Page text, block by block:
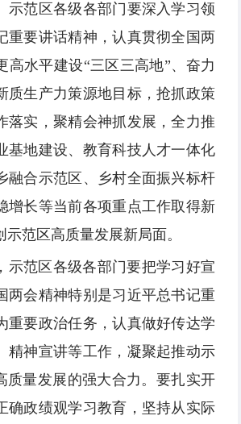
示范区各级各部门要深入学习领
重要讲话精神，认真贯彻全国两
高水平建设“三区三高地”、奋力
质生产力策源地目标，抢抓政策
落实，聚精会神抓发展，全力推
基地建设、教育科技人才一体化
融合示范区、乡村全面振兴标杆
增长等当前各项重点工作取得新
范区高质量发展新局面。
示范区各级各部门要把学习好宣
两会精神特别是习近平总书记重
重要政治任务，认真做好传达学
精神宣讲等工作，凝聚起推动示
质量发展的强大合力。要扎实开
确政绩观学习教育，坚持从实际